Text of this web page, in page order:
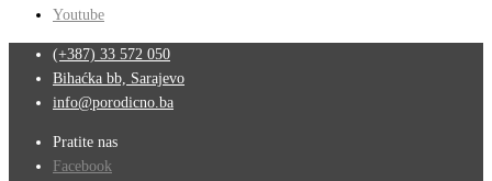
Youtube
(+387) 33 572 050
Bihaćka bb, Sarajevo
info@porodicno.ba
Pratite nas
Facebook